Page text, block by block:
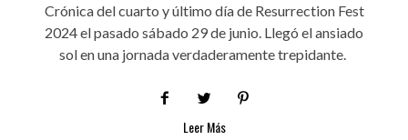
Crónica del cuarto y último día de Resurrection Fest
2024 el pasado sábado 29 de junio. Llegó el ansiado
sol en una jornada verdaderamente trepidante.
Leer Más